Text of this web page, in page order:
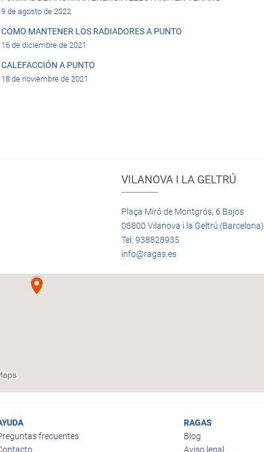
9 de agosto de 2022
CÓMO MANTENER LOS RADIADORES A PUNTO
16 de diciembre de 2021
CALEFACCIÓN A PUNTO
18 de noviembre de 2021
VILANOVA I LA GELTRÚ
Plaça Miró de Montgrós, 6 Bajos
08800 Vilanova i la Geltrú (Barcelona)
Tel: 938828935
info@ragas.es
frecuentes
RAGAS
Blog
Aviso legal